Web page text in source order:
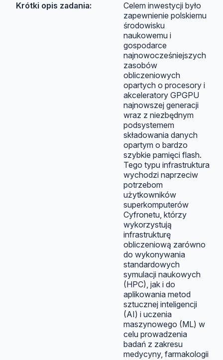
Krótki opis zadania:
Celem inwestycji było
zapewnienie polskiemu
środowisku
naukowemu i
gospodarce
najnowocześniejszych
zasobów
obliczeniowych
opartych o procesory i
akceleratory GPGPU
najnowszej generacji
wraz z niezbędnym
podsystemem
składowania danych
opartym o bardzo
szybkie pamięci flash.
Tego typu infrastruktura
wychodzi naprzeciw
potrzebom
użytkowników
superkomputerów
Cyfronetu, którzy
wykorzystują
infrastrukturę
obliczeniową zarówno
do wykonywania
standardowych
symulacji naukowych
(HPC), jak i do
aplikowania metod
sztucznej inteligencji
(AI) i uczenia
maszynowego (ML) w
celu prowadzenia
badań z zakresu
medycyny, farmakologii